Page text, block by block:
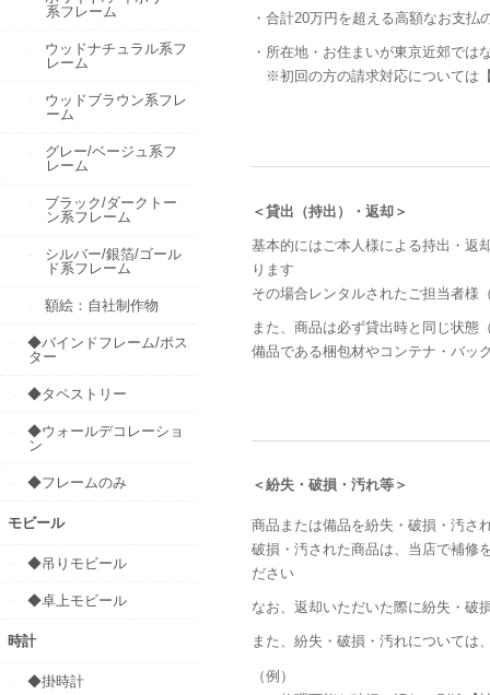
・合計20万円を超える高額なお支払
・所在地・お住まいが東京近郊では
※初回の方の請求対応については
＜貸出（持出）・返却＞
基本的にはご本人様による持出・返
ります
その場合レンタルされたご担当者様
また、商品は必ず貸出時と同じ状態
備品である梱包材やコンテナ・バッ
＜紛失・破損・汚れ等＞
商品または備品を紛失・破損・汚さ
破損・汚された商品は、当店で補修
ださい
なお、返却いただいた際に紛失・破
また、紛失・破損・汚れについては
（例）
系フレーム
ウッドナチュラル系フ
レーム
ウッドブラウン系フレ
ーム
グレー/ベージュ系フ
レーム
ブラック/ダークトー
ン系フレーム
シルバー/銀箔/ゴール
ド系フレーム
額絵：自社制作物
◆バインドフレーム/ポス
ター
◆タペストリー
◆ウォールデコレーショ
ン
◆フレームのみ
モビール
◆吊りモビール
◆卓上モビール
時計
◆掛時計